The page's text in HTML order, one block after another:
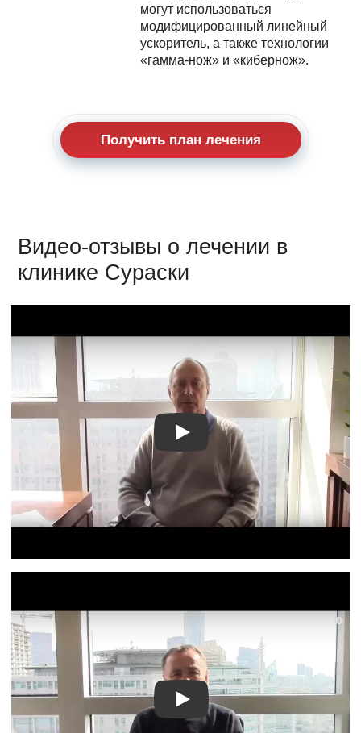
могут использоваться
модифицированный линейный
ускоритель, а также технологии
«гамма-нож» и «кибернож».
Получить план лечения
Видео-отзывы о лечении в
клинике Сураски
Видео о лечении
Видео о лечении